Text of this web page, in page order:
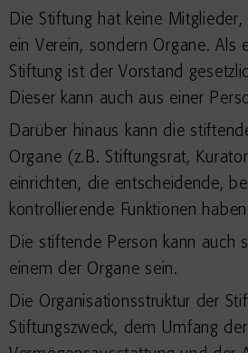
Die Stiftung hat keine
ein Verein, sondern Organe. Als
Stiftung ist der Vorstand
Dieser kann auch aus einer
Darüber hinaus kann die
Organe (z.B. Stiftungsrat,
einrichten, die entscheidende,
kontrollierende Funktionen
Die stiftende Person kann auch
einem der Organe sein.
Die Organisationsstruktur der
Stiftungszweck, dem Umfang der